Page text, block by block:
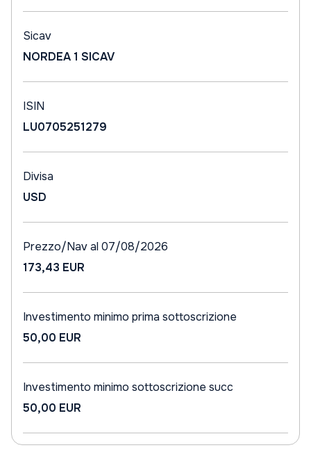
Sicav
NORDEA 1 SICAV
ISIN
LU0705251279
Divisa
USD
Prezzo/Nav al 07/08/2026
173,43 EUR
Investimento minimo prima sottoscrizione
50,00 EUR
Investimento minimo sottoscrizione succ
50,00 EUR